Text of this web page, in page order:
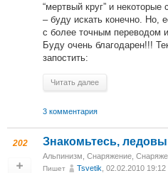
“мертвый круг” и
– буду искать конечно. Но,
с более точным переводом
Буду очень благодарен!!!
запостить:
Читать далее
3 комментария
202 Знакомьтесь,
Альпинизм Снаряжение
Пишет Tsvetik , 02.02.2010 19:12